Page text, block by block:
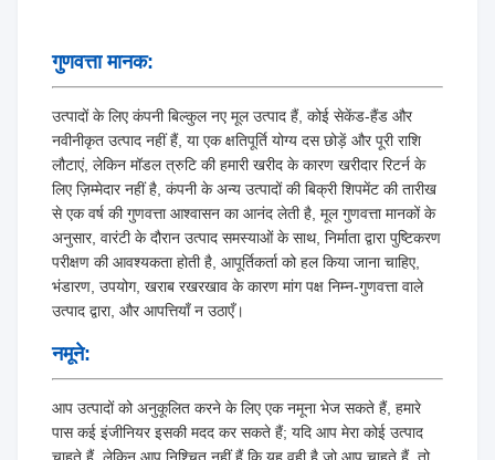
गुणवत्ता मानक:
उत्पादों के लिए कंपनी बिल्कुल नए मूल उत्पाद हैं, कोई सेकेंड-हैंड और
नवीनीकृत उत्पाद नहीं हैं, या एक क्षतिपूर्ति योग्य दस छोड़ें और पूरी राशि
लौटाएं, लेकिन मॉडल त्रुटि की हमारी खरीद के कारण खरीदार रिटर्न के
लिए ज़िम्मेदार नहीं है, कंपनी के अन्य उत्पादों की बिक्री शिपमेंट की तारीख
से एक वर्ष की गुणवत्ता आश्वासन का आनंद लेती है, मूल गुणवत्ता मानकों के
अनुसार, वारंटी के दौरान उत्पाद समस्याओं के साथ, निर्माता द्वारा पुष्टिकरण
परीक्षण की आवश्यकता होती है, आपूर्तिकर्ता को हल किया जाना चाहिए,
भंडारण, उपयोग, खराब रखरखाव के कारण मांग पक्ष निम्न-गुणवत्ता वाले
उत्पाद द्वारा, और आपत्तियाँ न उठाएँ।
नमूने:
आप उत्पादों को अनुकूलित करने के लिए एक नमूना भेज सकते हैं, हमारे
पास कई इंजीनियर इसकी मदद कर सकते हैं; यदि आप मेरा कोई उत्पाद